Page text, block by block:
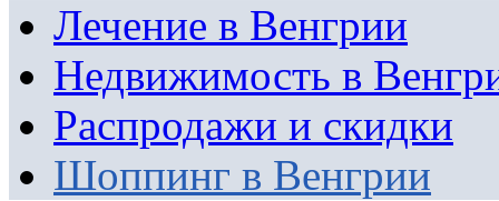
Лечение в Венгрии
Недвижимость в
Распродажи и скидки
Шоппинг в Венгрии